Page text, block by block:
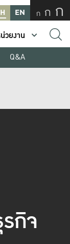
EN ก ก ก
วยงาน
Q&A
กิจ